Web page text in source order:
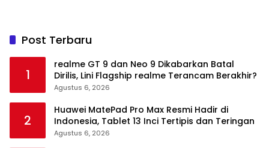
Post Terbaru
1
realme GT 9 dan Neo 9 Dikabarkan Batal
Dirilis, Lini Flagship realme Terancam Berakhir?
Agustus 6, 2026
2
Huawei MatePad Pro Max Resmi Hadir di
Indonesia, Tablet 13 Inci Tertipis dan Teringan
Agustus 6, 2026